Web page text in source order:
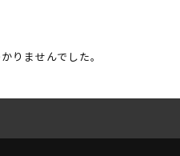
りませんでした。